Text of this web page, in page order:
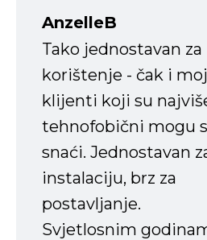
AnzelleB
Tako jednostavan za
korištenje - čak i
klijenti koji su
tehnofobični mogu
snaći. Jednostavan
instalaciju, brz za
postavljanje.
Svjetlosnim